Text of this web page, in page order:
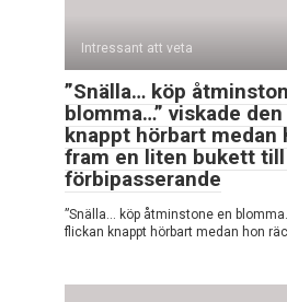
Intressant att veta
”Snälla… köp
blomma…” viskade
knappt hörbart medan
fram en liten bukett
förbipasserande
”Snälla… köp åtminstone en
flickan knappt hörbart medan hon